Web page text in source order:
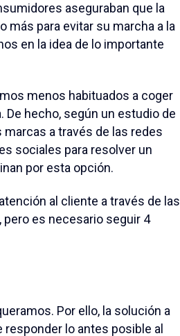
aseguraban que la
más para evitar su marcha a la
en la idea de lo importante
menos habituados a coger
hecho, según un estudio de
a través de las redes
sociales para resolver un
por esta opción.
al cliente a través de las
es necesario seguir 4
Por ello, la solución a
lo antes posible al